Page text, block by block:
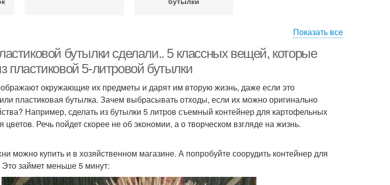
Показать все
бутылки сделали.. 5 классных вещей, которые
пластиковой 5-литровой бутылки
окружающие их предметы и дарят им вторую жизнь, даже если это
пластиковая бутылка. Зачем выбрасывать отходы, если их можно оригинально
Например, сделать из бутылки 5 литров съемный контейнер для картофельных
цветов. Речь пойдет скорее не об экономии, а о творческом взгляде на жизнь.
можно купить и в хозяйственном магазине. А попробуйте соорудить контейнер для
займет меньше 5 минут: